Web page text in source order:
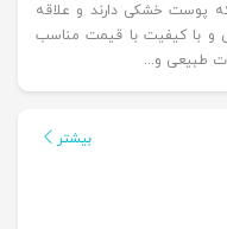
که پوست خشکی دارند و علاقه
و با کیفیت با قیمت مناسب
طبیعی و...
بیشتر